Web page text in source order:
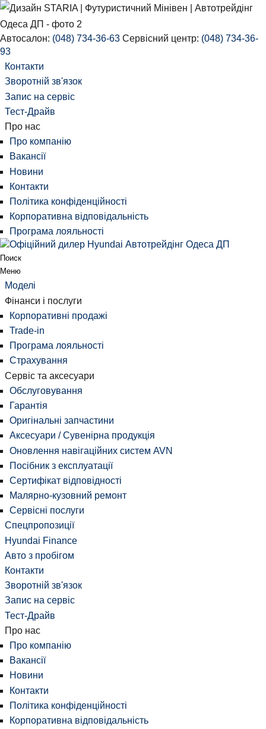
Автосалон: (048) 734-36-63 Сервісний центр: (048) 734-36-
93
Контакти
Зворотній зв'язок
Запис на сервіс
Тест-Драйв
Про нас
Про компанію
Вакансії
Новини
Контакти
Політика конфіденційності
Корпоративна відповідальність
Програма лояльності
Поиск
Меню
Моделі
Фінанси і послуги
Корпоративні продажі
Trade-in
Програма лояльності
Страхування
Сервіс та аксесуари
Обслуговування
Гарантія
Оригінальні запчастини
Аксесуари / Сувенірна продукція
Оновлення навігаційних систем AVN
Посібник з експлуатації
Сертифікат відповідності
Малярно-кузовний ремонт
Сервісні послуги
Спецпропозиції
Hyundai Finance
Авто з пробігом
Контакти
Зворотній зв'язок
Запис на сервіс
Тест-Драйв
Про нас
Про компанію
Вакансії
Новини
Контакти
Політика конфіденційності
Корпоративна відповідальність